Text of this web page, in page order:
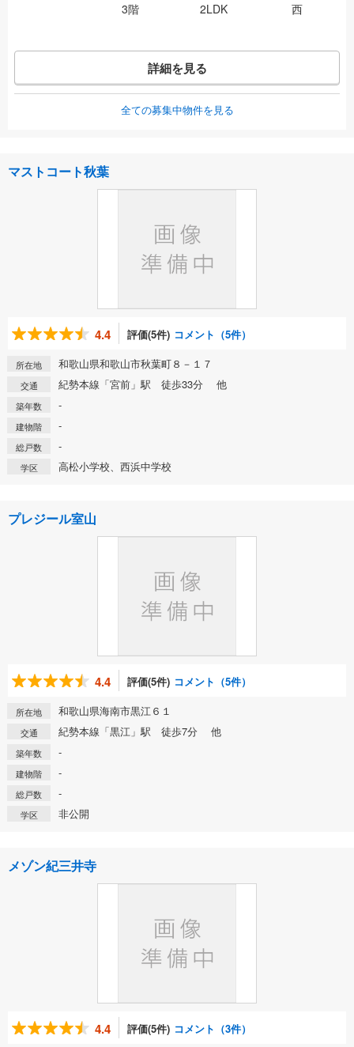
3階 2LDK 西
詳細を見る
全ての募集中物件を見る
マストコート秋葉
4.4 評価(5件) コメント（5件）
所在地 和歌山県和歌山市秋葉町８－１７
交通 紀勢本線「宮前」駅 徒歩33分 他
築年数 -
建物階 -
総戸数 -
学区 高松小学校、西浜中学校
プレジール室山
4.4 評価(5件) コメント（5件）
所在地 和歌山県海南市黒江６１
交通 紀勢本線「黒江」駅 徒歩7分 他
築年数 -
建物階 -
総戸数 -
学区 非公開
メゾン紀三井寺
4.4 評価(5件) コメント（3件）